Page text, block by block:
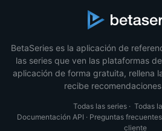
BetaSeries es la aplicación de
las series que ven las plataformas
aplicación de forma gratuita, rellena
recibe
Todas las series· Todas
Documentación API · Preguntas frecuentes
cliente